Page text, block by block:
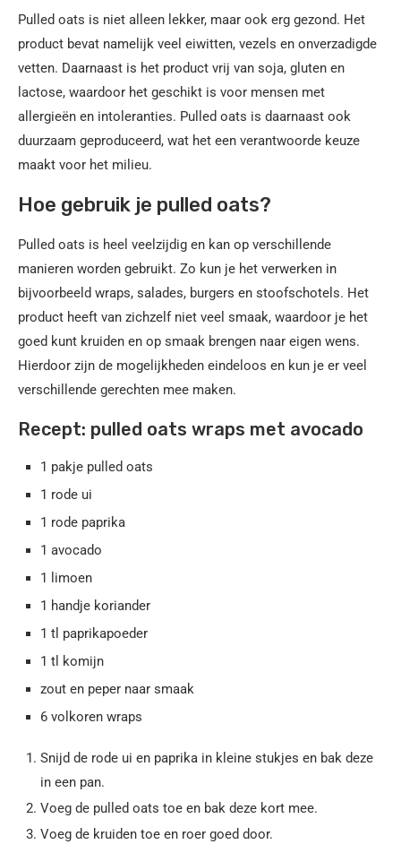
Pulled oats is niet alleen lekker, maar ook erg gezond. Het
product bevat namelijk veel eiwitten, vezels en onverzadigde
vetten. Daarnaast is het product vrij van soja, gluten en
lactose, waardoor het geschikt is voor mensen met
allergieën en intoleranties. Pulled oats is daarnaast ook
duurzaam geproduceerd, wat het een verantwoorde keuze
maakt voor het milieu.
Hoe gebruik je pulled oats?
Pulled oats is heel veelzijdig en kan op verschillende
manieren worden gebruikt. Zo kun je het verwerken in
bijvoorbeeld wraps, salades, burgers en stoofschotels. Het
product heeft van zichzelf niet veel smaak, waardoor je het
goed kunt kruiden en op smaak brengen naar eigen wens.
Hierdoor zijn de mogelijkheden eindeloos en kun je er veel
verschillende gerechten mee maken.
Recept: pulled oats wraps met avocado
1 pakje pulled oats
1 rode ui
1 rode paprika
1 avocado
1 limoen
1 handje koriander
1 tl paprikapoeder
1 tl komijn
zout en peper naar smaak
6 volkoren wraps
Snijd de rode ui en paprika in kleine stukjes en bak deze
in een pan.
Voeg de pulled oats toe en bak deze kort mee.
Voeg de kruiden toe en roer goed door.